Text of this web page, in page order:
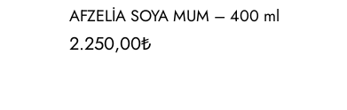
AFZELİA SOYA MUM – 400 ml
2.250,00₺